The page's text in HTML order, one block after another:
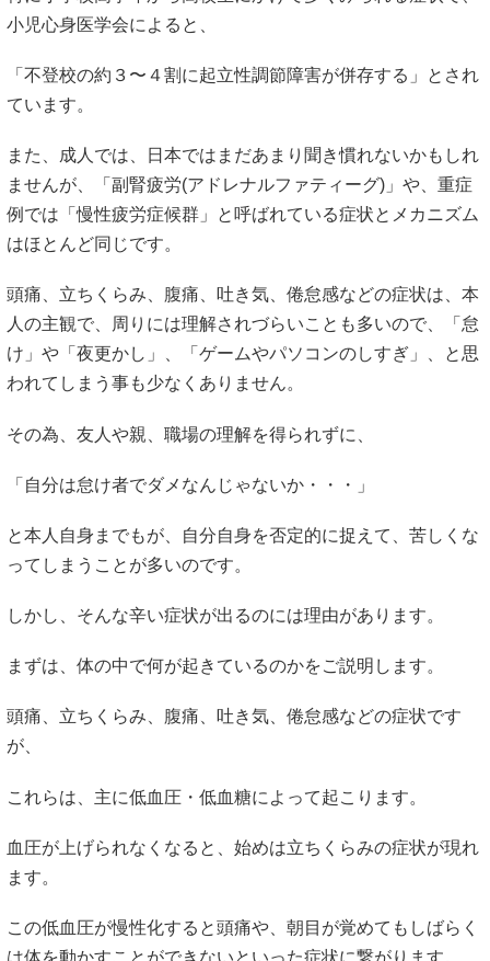
小児心身医学会によると、
「不登校の約３〜４割に起立性調節障害が併存する」とされ
ています。
また、成人では、日本ではまだあまり聞き慣れないかもしれ
ませんが、「副腎疲労(アドレナルファティーグ)」や、重症
例では「慢性疲労症候群」と呼ばれている症状とメカニズム
はほとんど同じです。
頭痛、立ちくらみ、腹痛、吐き気、倦怠感などの症状は、本
人の主観で、周りには理解されづらいことも多いので、「怠
け」や「夜更かし」、「ゲームやパソコンのしすぎ」、と思
われてしまう事も少なくありません。
その為、友人や親、職場の理解を得られずに、
「自分は怠け者でダメなんじゃないか・・・」
と本人自身までもが、自分自身を否定的に捉えて、苦しくな
ってしまうことが多いのです。
しかし、そんな辛い症状が出るのには理由があります。
まずは、体の中で何が起きているのかをご説明します。
頭痛、立ちくらみ、腹痛、吐き気、倦怠感などの症状です
が、
これらは、主に低血圧・低血糖によって起こります。
血圧が上げられなくなると、始めは立ちくらみの症状が現れ
ます。
この低血圧が慢性化すると頭痛や、朝目が覚めてもしばらく
は体を動かすことができないといった症状に繋がります。